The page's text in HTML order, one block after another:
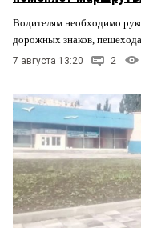
Водителям необходимо
дорожных знаков,
7 августа 13:20 2